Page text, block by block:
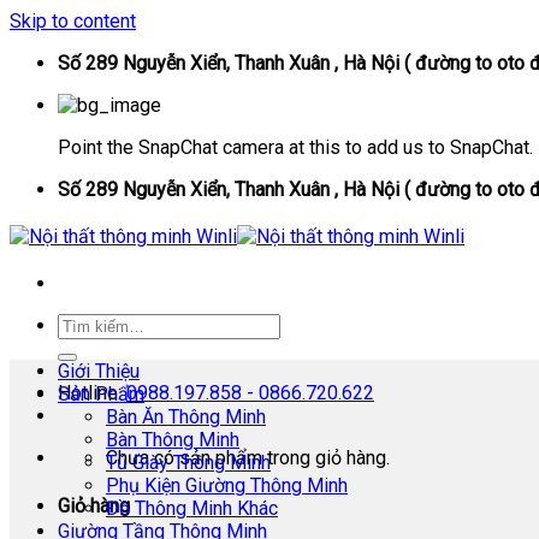
Skip to content
Số 289 Nguyễn Xiển, Thanh Xuân , Hà Nội ( đường to oto
Point the SnapChat camera at this to add us to SnapChat.
Số 289 Nguyễn Xiển, Thanh Xuân , Hà Nội ( đường to oto
Hotline:0988.197.858 - 0866.720.622
Chưa có sản phẩm trong giỏ hàng.
Giỏ hàng
Giới Thiệu
Sản Phẩm
Bàn Ăn Thông Minh
Bàn Thông Minh
Tủ Giày Thông Minh
Phụ Kiện Giường Thông Minh
Đồ Thông Minh Khác
Giường Tầng Thông Minh